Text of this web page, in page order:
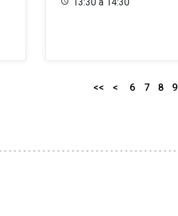
<< < 6 7 8 9